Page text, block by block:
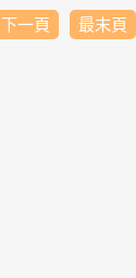
下一頁 最末頁